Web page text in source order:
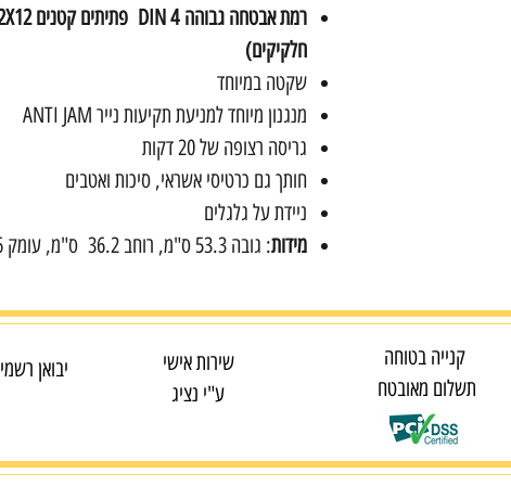
חלקיקים)
שקטה במיוחד
מנגנון מיוחד למניעת תקיעות נייר ANTI JAM
גריסה רצופה של 20 דקות
חותך גם כרטיסי אשראי, סיכות ואטבים
ניידת על גלגלים
מידות: גובה 53.3 ס"מ, רוחב 36.2 ס"מ, עומק 29.6 ס"מ
קנייה בטוחה
תשלום מאובטח
שירות אישי
ע"י נציג
יבואן רשמי